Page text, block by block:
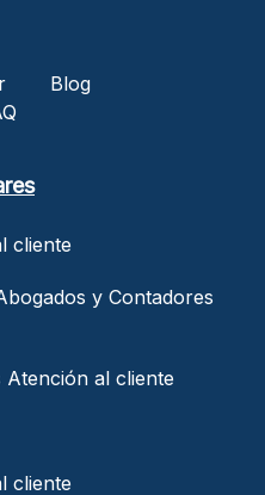
Blog
cliente
y Contadores
Atención al cliente
cliente